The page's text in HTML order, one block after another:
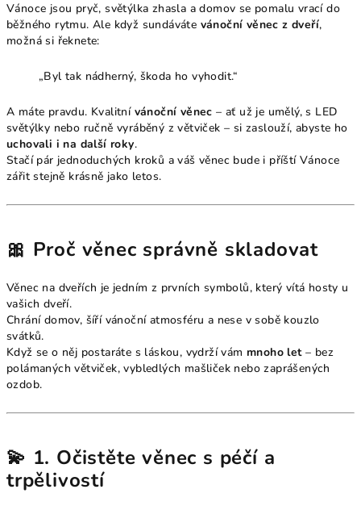
Vánoce jsou pryč, světýlka zhasla a domov se pomalu vrací do
běžného rytmu. Ale když sundáváte vánoční věnec z dveří,
možná si řeknete:
„Byl tak nádherný, škoda ho vyhodit.“
A máte pravdu. Kvalitní vánoční věnec – ať už je umělý, s LED
světýlky nebo ručně vyráběný z větviček – si zaslouží, abyste ho
uchovali i na další roky.
Stačí pár jednoduchých kroků a váš věnec bude i příští Vánoce
zářit stejně krásně jako letos.
🎀 Proč věnec správně skladovat
Věnec na dveřích je jedním z prvních symbolů, který vítá hosty u
vašich dveří.
Chrání domov, šíří vánoční atmosféru a nese v sobě kouzlo
svátků.
Když se o něj postaráte s láskou, vydrží vám mnoho let– bez
polámaných větviček, vybledlých mašliček nebo zaprášených
ozdob.
💫 1. Očistěte věnec s péčí a
trpělivostí